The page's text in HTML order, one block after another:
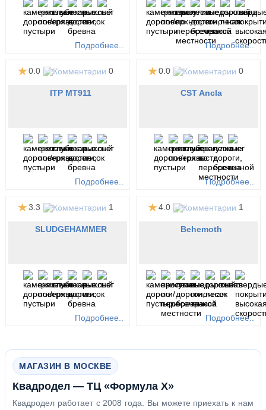
Подробнее.. Подробнее..
0.0 0
ITP MT911
Подробнее..
0.0 0
CST Ancla
Подробнее..
3.3 1
SLUDGEHAMMER
Подробнее..
4.0 1
Behemoth
Подробнее..
МАГАЗИН В МОСКВЕ
Квадродел — ТЦ «Формула Х»
Квадродел работает с 2008 года. Вы можете приехать к нам